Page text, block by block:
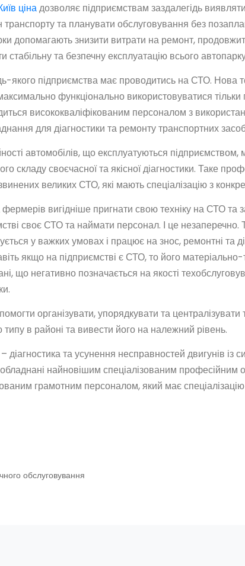
цінадозволяє підприємствам заздалегідь
транспорту та планувати обслуговування без
допомагають знизити витрати на ремонт,
стабільну та безпечну експлуатацію всього
якого підприємства має проводитись на СТО. Нова
функціонально використовуватися
висококваліфікованим персоналом з
для діагностики та ремонту транспортних
автомобілів, що експлуатуються
складу своєчасної та якісної діагностики. Таке
великих СТО, які мають спеціалізацію з
вигідніше пригнати свою техніку на СТО та
своє СТО та наймати персонал. І це незаперечно.
у важких умовах і працює на знос, ремонтні та
якщо на підприємстві є СТО, то його матеріально-
що негативно позначається на якості
організувати, упорядкувати та централізувати
типу в районі та вивести його на належний рівень.
діагностика та усунення несправностей двигунів із
найновішим спеціалізованим професійним
грамотним персоналом, який має
обслуговування